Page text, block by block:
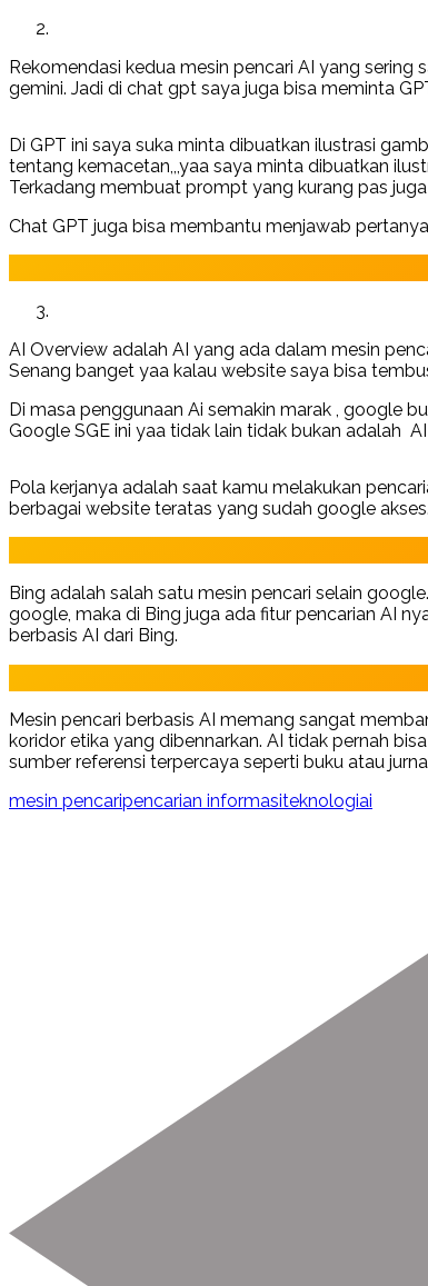
Rekomendasi kedua mesin pencari AI yang sering
gemini. Jadi di chat gpt saya juga bisa meminta
Di GPT ini saya suka minta dibuatkan ilustrasi
tentang kemacetan,,,yaa saya minta dibuatkan
Terkadang membuat prompt yang kurang pas
Chat GPT juga bisa membantu menjawab
AI Overview adalah AI yang ada dalam mesin
Senang banget yaa kalau website saya bisa
Di masa penggunaan Ai semakin marak , google
Google SGE ini yaa tidak lain tidak bukan adalah
Pola kerjanya adalah saat kamu melakukan
berbagai website teratas yang sudah google
Bing adalah salah satu mesin pencari selain
google, maka di Bing juga ada fitur pencarian AI
berbasis AI dari Bing.
Mesin pencari berbasis AI memang sangat
koridor etika yang dibennarkan. AI tidak pernah
sumber referensi terpercaya seperti buku atau
mesin pencaripencarian informasiteknologiai